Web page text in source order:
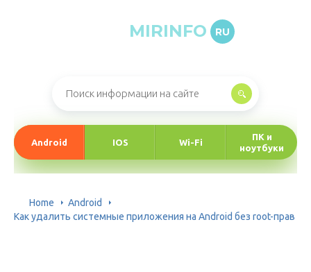
MIRINFO RU
Android IOS Wi-Fi
ПК и
ноутбуки
Home
Android
Как удалить системные приложения на Android без root-прав